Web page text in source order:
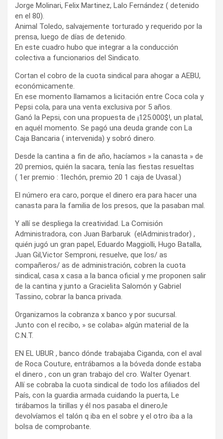
Jorge Molinari, Felix Martinez, Lalo Fernández ( detenido
en el 80).
Animal Toledo, salvajemente torturado y requerido por la
prensa, luego de días de detenido.
En este cuadro hubo que integrar a la conducción
colectiva a funcionarios del Sindicato.
Cortan el cobro de la cuota sindical para ahogar a AEBU,
económicamente.
En ese momento llamamos a licitación entre Coca cola y
Pepsi cola, para una venta exclusiva por 5 años.
Ganó la Pepsi, con una propuesta de ¡125.000$!, un platal,
en aquél momento. Se pagó una deuda grande con La
Caja Bancaria ( intervenida) y sobró dinero.
Desde la cantina a fin de año, hacíamos » la canasta » de
20 premios, quién la sacara, tenía las fiestas resueltas
( 1er premio : 1lechón, premio 20 1 caja de Uvasal.)
El número era caro, porque el dinero era para hacer una
canasta para la familia de los presos, que la pasaban mal.
Y allí se despliega la creatividad. La Comisión
Administradora, con Juan Barbaruk (elAdministrador) ,
quién jugó un gran papel, Eduardo Maggiolli, Hugo Batalla,
Juan Gil,Victor Semproni, resuelve, que los/ as
compañeros/ as de administración, cobren la cuota
sindical, casa x casa a la banca oficial y me proponen salir
de la cantina y junto a Gracielita Salomón y Gabriel
Tassino, cobrar la banca privada.
Organizamos la cobranza x banco y por sucursal.
Junto con el recibo, » se colaba» algún material de la
C.N.T.
EN EL UBUR , banco dónde trabajaba Ciganda, con el aval
de Roca Couture, entrábamos a la bóveda donde estaba
el dinero , con un gran trabajo del cro. Walter Oyenart.
Allí se cobraba la cuota sindical de todo los afiliados del
País, con la guardia armada cuidando la puerta, Le
tirábamos la tirillas y él nos pasaba el dinero,le
devolvíamos el talón q iba en el sobre y el otro iba a la
bolsa de comprobante.